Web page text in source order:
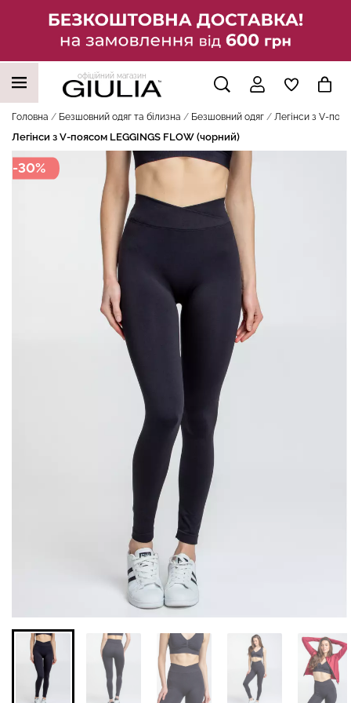
офіційний магазин
Головна Безшовний одяг та білизна Безшовний одяг Легінси з V-
Легінси з V-поясом LEGGINGS FLOW (чорний)
-30%
НАШІ ТРЕНДОВІ ТОВАРИ
мікрофібри LEGGINGS 02
Безшовні бразиліана з
легкою корекцією
BRASILIAN SHAPEWEAR
black (чорний) Giulia
258 грн.